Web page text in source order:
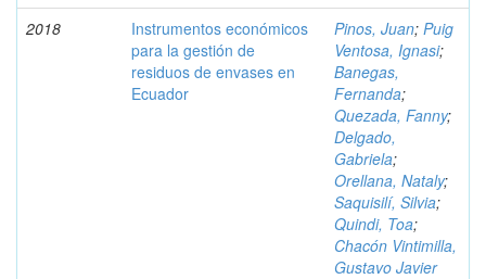
2018
Instrumentos económicos
para la gestión de
residuos de envases en
Ecuador
Pinos, Juan; Puig
Ventosa, Ignasi;
Banegas,
Fernanda;
Quezada, Fanny;
Delgado,
Gabriela;
Orellana, Nataly;
Saquisilí, Silvia;
Quindi, Toa;
Chacón Vintimilla,
Gustavo Javier